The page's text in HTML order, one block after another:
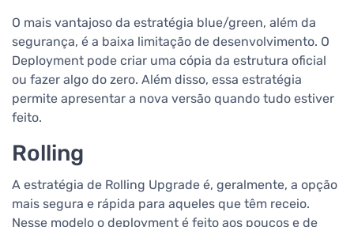
O mais vantajoso da estratégia blue/green, além da
segurança, é a baixa limitação de desenvolvimento. O
Deployment pode criar uma cópia da estrutura oficial
ou fazer algo do zero. Além disso, essa estratégia
permite apresentar a nova versão quando tudo estiver
feito.
Rolling
A estratégia de Rolling Upgrade é, geralmente, a opção
mais segura e rápida para aqueles que têm receio.
Nesse modelo o deployment é feito aos poucos e de